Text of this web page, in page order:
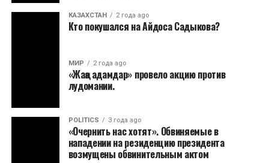
КАЗАХСТАН 2 года ago
Кто покушался на Айдоса Садыкова?
МИР 2 года ago
«Жаңа адамдар» провело акцию против
лудомании.
POLITICS 3 года ago
«Очернить нас хотят». Обвиняемые в
нападении на резиденцию президента
возмущены обвинительным актом